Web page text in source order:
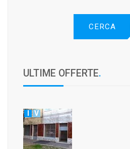
CERCA
ULTIME OFFERTE.
V